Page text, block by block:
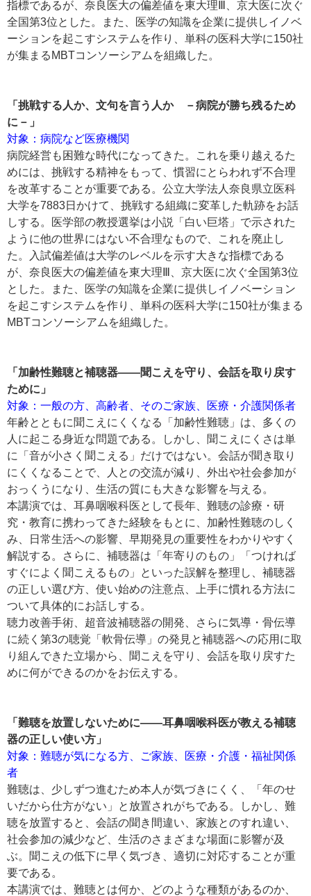
指標であるが、奈良医大の偏差値を東大理Ⅲ、京大医に次ぐ
全国第3位とした。また、医学の知識を企業に提供しイノベ
ーションを起こすシステムを作り、単科の医科大学に150社
が集まるMBTコンソーシアムを組織した。
「挑戦する人か、文句を言う人か －病院が勝ち残るため
に－」
対象：病院など医療機関
病院経営も困難な時代になってきた。これを乗り越えるた
めには、挑戦する精神をもって、慣習にとらわれず不合理
を改革することが重要である。公立大学法人奈良県立医科
大学を7883日かけて、挑戦する組織に変革した軌跡をお話
しする。医学部の教授選挙は小説「白い巨塔」で示された
ように他の世界にはない不合理なもので、これを廃止し
た。入試偏差値は大学のレベルを示す大きな指標である
が、奈良医大の偏差値を東大理Ⅲ、京大医に次ぐ全国第3位
とした。また、医学の知識を企業に提供しイノベーション
を起こすシステムを作り、単科の医科大学に150社が集まる
MBTコンソーシアムを組織した。
「加齢性難聴と補聴器――聞こえを守り、会話を取り戻す
ために」
対象：一般の方、高齢者、そのご家族、医療・介護関係者
年齢とともに聞こえにくくなる「加齢性難聴」は、多くの
人に起こる身近な問題である。しかし、聞こえにくさは単
に「音が小さく聞こえる」だけではない。会話が聞き取り
にくくなることで、人との交流が減り、外出や社会参加が
おっくうになり、生活の質にも大きな影響を与える。
本講演では、耳鼻咽喉科医として長年、難聴の診療・研
究・教育に携わってきた経験をもとに、加齢性難聴のしく
み、日常生活への影響、早期発見の重要性をわかりやすく
解説する。さらに、補聴器は「年寄りのもの」「つければ
すぐによく聞こえるもの」といった誤解を整理し、補聴器
の正しい選び方、使い始めの注意点、上手に慣れる方法に
ついて具体的にお話しする。
聴力改善手術、超音波補聴器の開発、さらに気導・骨伝導
に続く第3の聴覚「軟骨伝導」の発見と補聴器への応用に取
り組んできた立場から、聞こえを守り、会話を取り戻すた
めに何ができるのかをお伝えする。
「難聴を放置しないために――耳鼻咽喉科医が教える補聴
器の正しい使い方」
対象：難聴が気になる方、ご家族、医療・介護・福祉関係
者
難聴は、少しずつ進むため本人が気づきにくく、「年のせ
いだから仕方がない」と放置されがちである。しかし、難
聴を放置すると、会話の聞き間違い、家族とのすれ違い、
社会参加の減少など、生活のさまざまな場面に影響が及
ぶ。聞こえの低下に早く気づき、適切に対応することが重
要である。
本講演では、難聴とは何か、どのような種類があるのか、